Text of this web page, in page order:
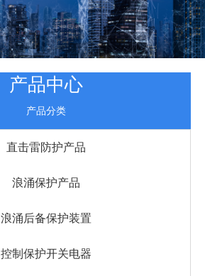
产品中心
产品分类
直击雷防护产品
浪涌保护产品
浪涌后备保护装置
控制保护开关电器